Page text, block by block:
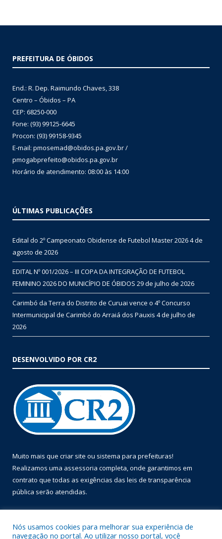
PREFEITURA DE ÓBIDOS
End.: R. Dep. Raimundo Chaves, 338
Centro – Óbidos – PA
CEP: 68250-000
Fone: (93) 99125-6645
Procon: (93) 99158-9345
E-mail: pmosemad@obidos.pa.gov.br /
pmogabprefeito@obidos.pa.gov.br
Horário de atendimento: 08:00 às 14:00
ÚLTIMAS PUBLICAÇÕES
Edital do 2º Campeonato Obidense de Futebol Master 20264 de
agosto de 2026
EDITAL Nº 001/2026 – III COPA DA INTEGRAÇÃO DE FUTEBOL
FEMININO 2026 DO MUNICÍPIO DE ÓBIDOS 29 de julho de 2026
Carimbó da Terra do Distrito de Curuai vence o 4º Concurso
Intermunicipal de Carimbó do Arraiá dos Pauxis 4 de julho de
2026
DESENVOLVIDO POR CR2
Muito mais que criar site ou sistema para prefeituras!
Realizamos uma assessoria completa, onde garantimos em
contrato que todas as exigências das leis de transparência
pública serão atendidas.
Nós usamos cookies para melhorar sua experiência de
navegação no portal. Ao utilizar nosso portal, você